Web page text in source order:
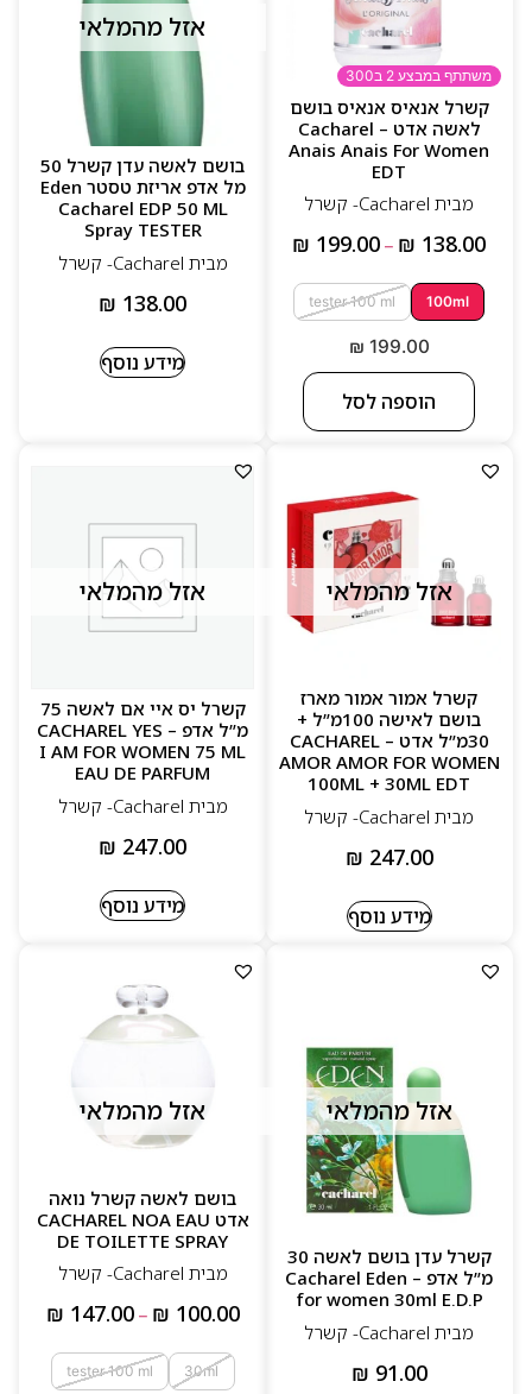
משתתף במבצע 2 ב300
קשרל אנאיס אנאיס בושם
לאשה אדט – Cacharel
Anais Anais For Women
EDT
מבית Cacharel- קשרל
₪ 138.00
–
₪ 199.00
100ml
tester 100 ml
₪ 199.00
הוספה לסל
אזל מהמלאי
בושם לאשה עדן קשרל 50
מל אדפ אריזת טסטר Eden
Cacharel EDP 50 ML
Spray TESTER
מבית Cacharel- קשרל
₪ 138.00
מידע נוסף
אזל מהמלאי
קשרל אמור אמור מארז
בושם לאישה 100מ”ל +
30מ”ל אדט – CACHAREL
AMOR AMOR FOR WOMEN
100ML + 30ML EDT
מבית Cacharel- קשרל
₪ 247.00
מידע נוסף
אזל מהמלאי
קשרל יס איי אם לאשה 75
מ”ל אדפ – CACHAREL YES
I AM FOR WOMEN 75 ML
EAU DE PARFUM
מבית Cacharel- קשרל
₪ 247.00
מידע נוסף
אזל מהמלאי
קשרל עדן בושם לאשה 30
מ”ל אדפ – Cacharel Eden
for women 30ml E.D.P
מבית Cacharel- קשרל
₪ 91.00
אזל מהמלאי
בושם לאשה קשרל נואה
אדט CACHAREL NOA EAU
DE TOILETTE SPRAY
מבית Cacharel- קשרל
₪ 100.00
–
₪ 147.00
30ml
tester 100 ml